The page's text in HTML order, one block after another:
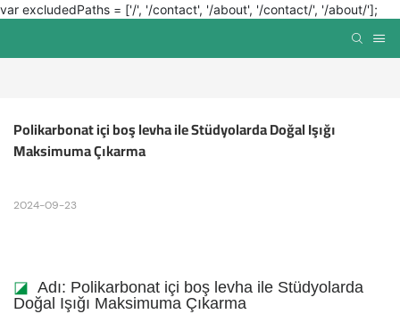
var excludedPaths = ['/', '/contact', '/about', '/contact/', '/about/'];
Polikarbonat içi boş levha ile Stüdyolarda Doğal Işığı
Maksimuma Çıkarma
2024-09-23
◪ Adı: Polikarbonat içi boş levha ile Stüdyolarda
Doğal Işığı Maksimuma Çıkarma